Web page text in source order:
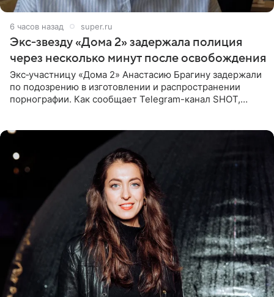
6 часов назад super.ru
Экс‑звезду «Дома 2» задержала полиция
через несколько минут после освобождения
Экс‑участницу «Дома 2» Анастасию Брагину задержали
по подозрению в изготовлении и распространении
порнографии. Как сообщает Telegram-канал SHOT,